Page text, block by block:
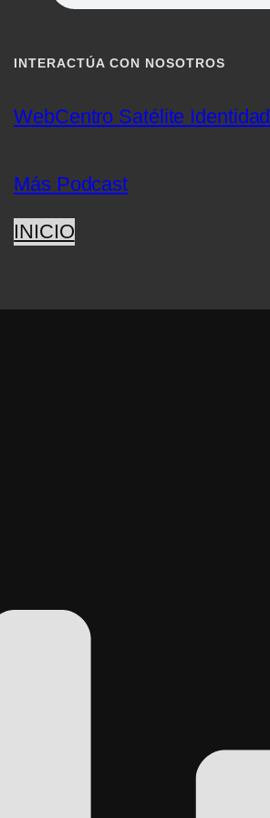
INTERACTÚA CON NOSOTROS
WebCentro Satélite Identidad
Más Podcast
INICIO